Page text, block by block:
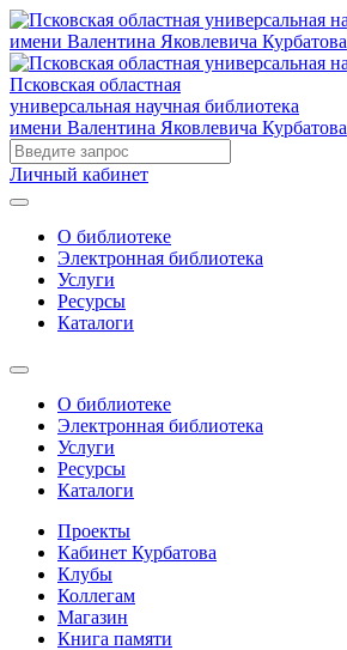
Псковская областная
универсальная научная библиотека
имени Валентина Яковлевича Курбатова
Личный кабинет
О библиотеке
Электронная библиотека
Услуги
Ресурсы
Каталоги
О библиотеке
Электронная библиотека
Услуги
Ресурсы
Каталоги
Проекты
Кабинет Курбатова
Клубы
Коллегам
Магазин
Книга памяти